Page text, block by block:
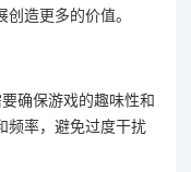
造更多的价值。
确保游戏的趣味性和
频率，避免过度干扰